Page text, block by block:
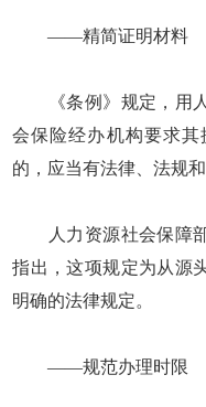
——精简证明材料
《条例》规定，用人
会保险经办机构要求
的，应当有法律、法规
人力资源社会保障部
指出，这项规定为从源
明确的法律规定。
——规范办理时限